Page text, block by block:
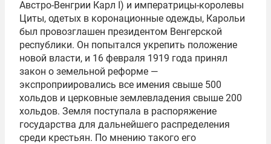
Австро-Венгрии Карл I) и императрицы-королевы
Циты, одетых в коронационные одежды, Карольи
был провозглашен президентом Венгерской
республики. Он попытался укрепить положение
новой власти, и 16 февраля 1919 года принял
закон о земельной реформе —
экспроприировались все имения свыше 500
хольдов и церковные землевладения свыше 200
хольдов. Земля поступала в распоряжение
государства для дальнейшего распределения
среди крестьян. По мнению такого его